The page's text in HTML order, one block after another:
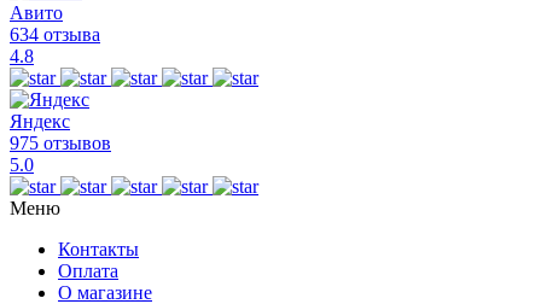
Авито
634 отзыва
4.8
Яндекс
975 отзывов
5.0
Меню
Контакты
Оплата
О магазине